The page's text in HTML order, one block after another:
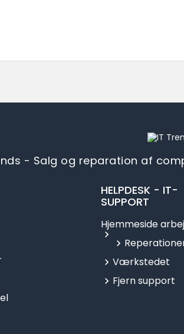
- Salg og reparation af
HELPDESK - IT-
SUPPORT
Hjemmeside
Værkstedet
Fjern support